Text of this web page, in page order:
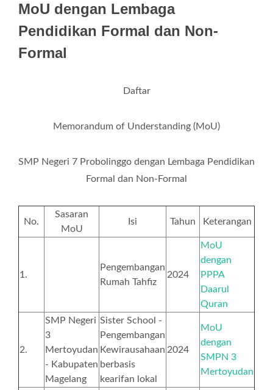
MoU dengan Lembaga
Pendidikan Formal dan Non-
Formal
Daftar
Memorandum of Understanding (MoU)
SMP Negeri 7 Probolinggo dengan Lembaga Pendidikan
Formal dan Non-Formal
No.
Sasaran
MoU
Isi Tahun Keterangan
1.
Pengembangan
Rumah Tahfiz
2024
MoU
dengan
PPPA
Daarul
Quran
2.
SMP Negeri
3
Mertoyudan
- Kabupaten
Magelang
Sister School -
Pengembangan
Kewirausahaan
berbasis
kearifan lokal
2024
MoU
dengan
SMPN 3
Mertoyudan